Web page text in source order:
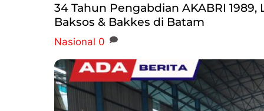
34 Tahun Pengabdian AKABRI
Baksos & Bakkes di Batam
Nasional 0